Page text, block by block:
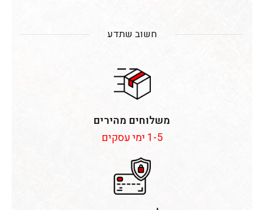
חשוב שתדע
משלוחים מהירים
1-5 ימי עסקים